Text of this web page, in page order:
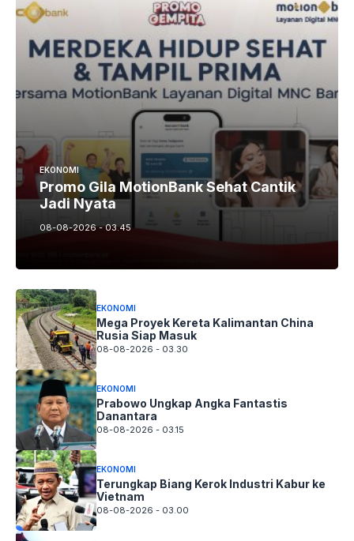
EKONOMI
Promo Gila MotionBank Sehat Cantik
Jadi Nyata
08-08-2026 - 03.45
EKONOMI
Mega Proyek Kereta Kalimantan China
Rusia Siap Masuk
08-08-2026 - 03.30
EKONOMI
Prabowo Ungkap Angka Fantastis
Danantara
08-08-2026 - 03.15
EKONOMI
Terungkap Biang Kerok Industri Kabur ke
Vietnam
08-08-2026 - 03.00